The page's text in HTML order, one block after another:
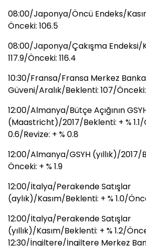
08:00/Japonya/Öncü Endeks/
Önceki: 106.5
08:00/Japonya/Çakışma Endeksi/
117.9/Önceki: 116.4
10:30/Fransa/Fransa Merkez
Güveni/Aralık/Beklenti: 107/
12:00/Almanya/Bütçe Açığının
(Maastricht)/2017/Beklenti: + % 1.1/
0.6/Revize: + % 0.8
12:00/Almanya/GSYH (yıllık)/2017/
Önceki: + % 1.9
12:00/İtalya/Perakende Satışlar
(aylık)/Kasım/Beklenti: + % 1.0/
12:00/İtalya/Perakende Satışlar
(yıllık)/Kasım/Beklenti: + % 1.2/
12:30/İngiltere/İngiltere Merkez